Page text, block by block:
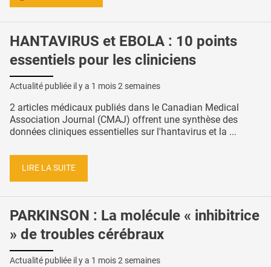
HANTAVIRUS et EBOLA : 10 points
essentiels pour les cliniciens
Actualité publiée il y a 1 mois 2 semaines
2 articles médicaux publiés dans le Canadian Medical
Association Journal (CMAJ) offrent une synthèse des
données cliniques essentielles sur l'hantavirus et la ...
LIRE LA SUITE
PARKINSON : La molécule « inhibitrice
» de troubles cérébraux
Actualité publiée il y a 1 mois 2 semaines